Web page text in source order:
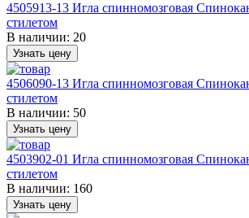
4505913-13 Игла спинномозговая
стилетом
В наличии: 20
Узнать цену
4506090-13 Игла спинномозговая
стилетом
В наличии: 50
Узнать цену
4503902-01 Игла спинномозговая
стилетом
В наличии: 160
Узнать цену